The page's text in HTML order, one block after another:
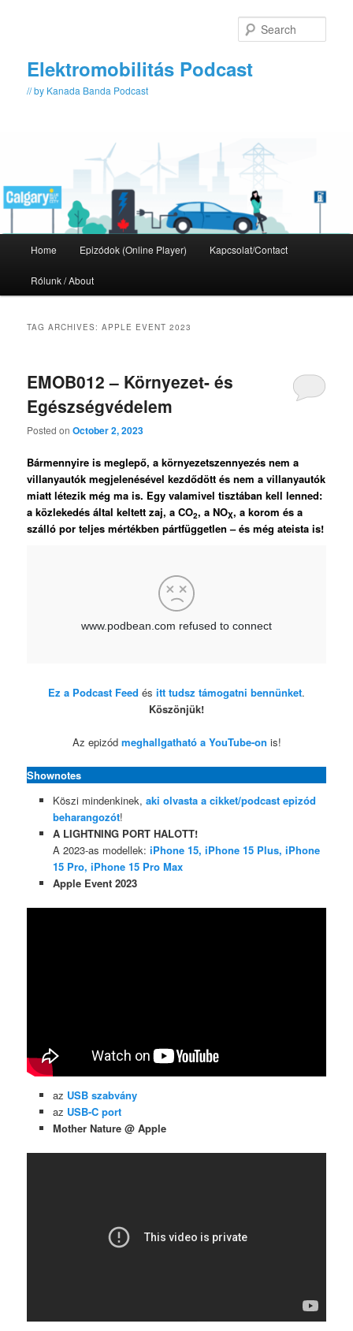
Elektromobilitás Podcast
// by Kanada Banda Podcast
Home Epizódok (Online Player) Kapcsolat/Contact
Rólunk / About
TAG ARCHIVES:APPLE EVENT 2023
EMOB012 – Környezet- és
Egészségvédelem
Posted onOctober 2, 2023
Bármennyire is meglepő, a környezetszennyezés nem a
villanyautók megjelenésével kezdődött és nem a villanyautók
miatt létezik még ma is. Egy valamivel tisztában kell lenned:
a közlekedés által keltett zaj, a CO2, a NOX, a korom és a
szálló por teljes mértékben pártfüggetlen – és még ateista is!
Ez a Podcast Feed és itt tudsz támogatni bennünket.
Köszönjük!
Az epizód meghallgatható a YouTube-on is!
Shownotes
Köszi mindenkinek, aki olvasta a cikket/podcast epizód
beharangozót!
A LIGHTNING PORT HALOTT!
A 2023-as modellek: iPhone 15, iPhone 15 Plus, iPhone
15 Pro, iPhone 15 Pro Max
Apple Event 2023
az USB szabvány
az USB-C port
Mother Nature @ Apple